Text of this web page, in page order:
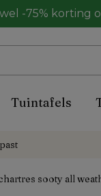
-75% korting
Tuintafels
sooty all